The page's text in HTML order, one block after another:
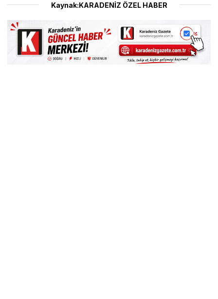
Kaynak:KARADENİZ ÖZEL HABER